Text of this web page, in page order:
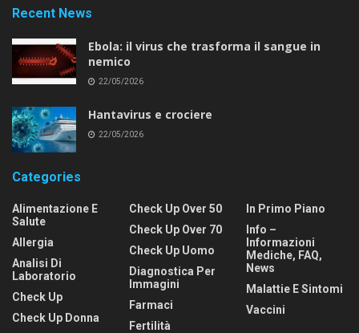
Recent News
Ebola: il virus che trasforma il sangue in
nemico
22/05/2026
Hantavirus e crociere
22/05/2026
Categories
Alimentazione E
Salute
Allergia
Analisi Di
Laboratorio
Check Up
Check Up Donna
Check Up Over 50
Check Up Over 70
Check Up Uomo
Diagnostica Per
Immagini
Farmaci
Fertilità
In Primo Piano
Info –
Informazioni
Mediche, FAQ,
News
Malattie E Sintomi
Vaccini